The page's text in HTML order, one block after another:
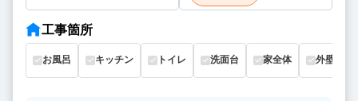
工事箇所
お風呂 キッチン トイレ 洗面台 家全体 外壁